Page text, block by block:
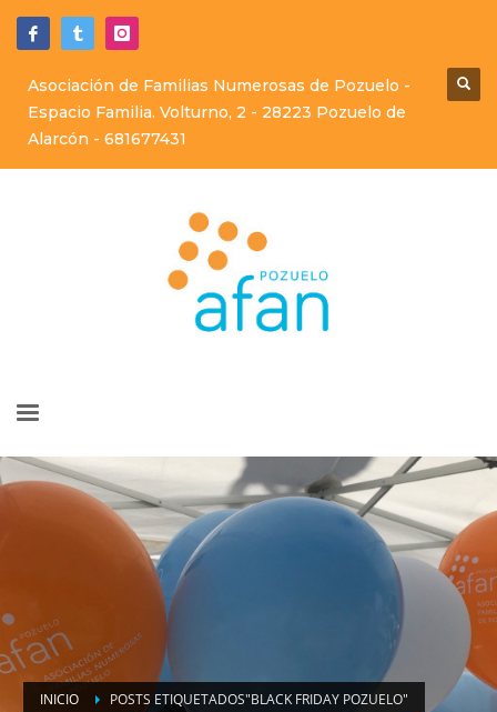
Asociación de Familias Numerosas de Pozuelo -
Espacio Familia. Volturno, 2 - 28223 Pozuelo de
Alarcón - 681677431
INICIO POSTS ETIQUETADOS"BLACK FRIDAY POZUELO"